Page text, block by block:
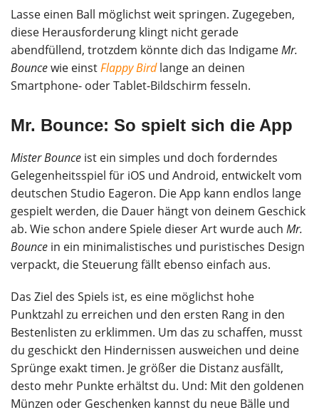
Lasse einen Ball möglichst weit springen. Zugegeben,
diese Herausforderung klingt nicht gerade
abendfüllend, trotzdem könnte dich das IndigameMr.
Bouncewie einstFlappy Birdlange an deinen
Smartphone- oder Tablet-Bildschirm fesseln.
Mr. Bounce: So spielt sich die App
Mister Bounce ist ein simples und doch forderndes
Gelegenheitsspiel für iOS und Android, entwickelt vom
deutschen Studio Eageron. Die App kann endlos lange
gespielt werden, die Dauer hängt von deinem Geschick
ab. Wie schon andere Spiele dieser Art wurde auch Mr.
Bounce in ein minimalistisches und puristisches Design
verpackt, die Steuerung fällt ebenso einfach aus.
Das Ziel des Spiels ist, es eine möglichst hohe
Punktzahl zu erreichen und den ersten Rang in den
Bestenlisten zu erklimmen. Um das zu schaffen, musst
du geschickt den Hindernissen ausweichen und deine
Sprünge exakt timen. Je größer die Distanz ausfällt,
desto mehr Punkte erhältst du. Und: Mit den goldenen
Münzen oder Geschenken kannst du neue Bälle und